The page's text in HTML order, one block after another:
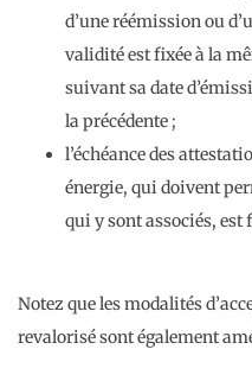
d’une réémission ou
validité est fixée à la
suivant sa date
la précédente ;
l’échéance des
énergie, qui doivent
qui y sont associés, est
Notez que les modalités
revalorisé sont également